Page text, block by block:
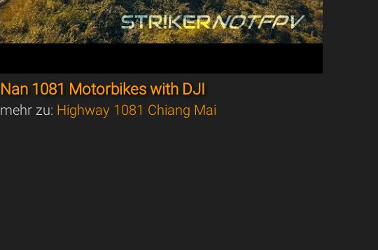
Nan 1081 Motorbikes with DJI
mehr zu: Highway 1081 Chiang Mai